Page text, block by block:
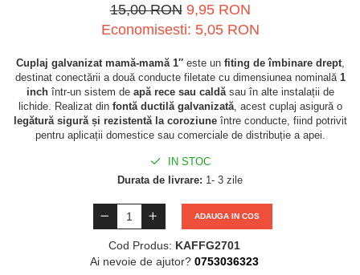
15,00 RON 9,95 RON
Economisesti: 5,05 RON
Cuplaj galvanizat mamă-mamă 1″este un fiting de îmbinare drept,
destinat conectării a două conducte filetate cu dimensiunea nominală 1
inchîntr-un sistem de apă rece sau caldăsau în alte instalații de
lichide. Realizat din fontă ductilă galvanizată, acest cuplaj asigură o
legătură sigură și rezistentă la coroziuneîntre conducte, fiind potrivit
pentru aplicații domestice sau comerciale de distribuție a apei.
IN STOC
Durata de livrare: 1- 3 zile
ADAUGA IN COS
Cod Produs: KAFFG2701
Ai nevoie de ajutor? 0753036323